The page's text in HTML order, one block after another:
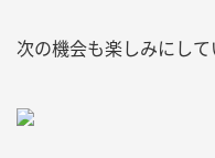
次の機会も楽しみにし